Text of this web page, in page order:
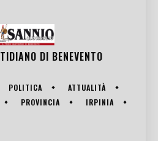
DI BENEVENTO
POLITICA
ATTUALITÀ
PROVINCIA
IRPINIA